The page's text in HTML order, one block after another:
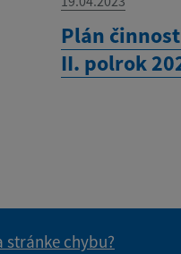
Plán
II. polrok
stránke chybu?